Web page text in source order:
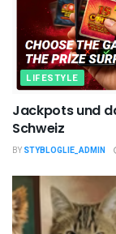
LIFESTYLE
Jackpots und
Schweiz
BY STYBLOGLIE_ADMIN